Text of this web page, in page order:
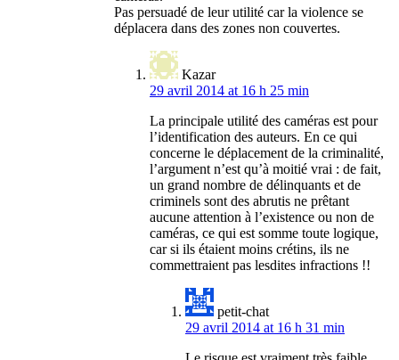
Pas persuadé de leur utilité car la violence se
déplacera dans des zones non couvertes.
Kazar
29 avril 2014 at 16 h 25 min
La principale utilité des caméras est pour
l’identification des auteurs. En ce qui
concerne le déplacement de la criminalité,
l’argument n’est qu’à moitié vrai : de fait,
un grand nombre de délinquants et de
criminels sont des abrutis ne prêtant
aucune attention à l’existence ou non de
caméras, ce qui est somme toute logique,
car si ils étaient moins crétins, ils ne
commettraient pas lesdites infractions !!
petit-chat
29 avril 2014 at 16 h 31 min